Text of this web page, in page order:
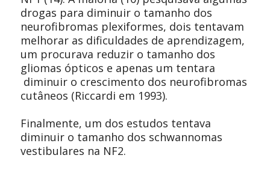
drogas para diminuir o tamanho dos
neurofibromas plexiformes, dois tentavam
melhorar as dificuldades de aprendizagem,
um procurava reduzir o tamanho dos
gliomas ópticos e apenas um tentara
diminuir o crescimento dos neurofibromas
cutâneos (Riccardi em 1993).
Finalmente, um dos estudos tentava
diminuir o tamanho dos schwannomas
vestibulares na NF2.